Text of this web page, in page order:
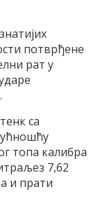
потврђене
рат у
са
топа калибра
7,62
и прати